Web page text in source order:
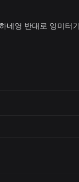
네영 반대로 잉미